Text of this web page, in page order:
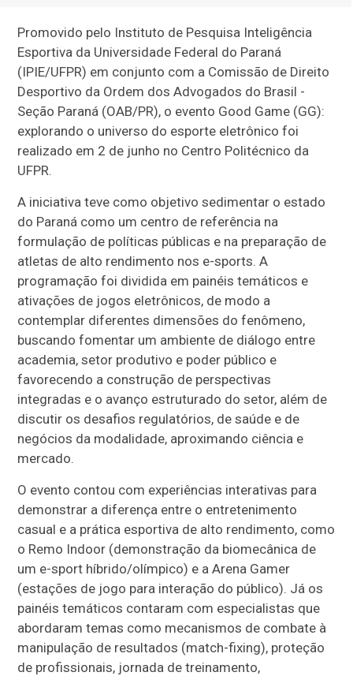
Promovido pelo Instituto de Pesquisa Inteligência
Esportiva da Universidade Federal do Paraná
(IPIE/UFPR) em conjunto com a Comissão de Direito
Desportivo da Ordem dos Advogados do Brasil -
Seção Paraná (OAB/PR), o evento Good Game (GG):
explorando o universo do esporte eletrônico foi
realizado em 2 de junho no Centro Politécnico da
UFPR.
A iniciativa teve como objetivo sedimentar o estado
do Paraná como um centro de referência na
formulação de políticas públicas e na preparação de
atletas de alto rendimento nos e-sports. A
programação foi dividida em painéis temáticos e
ativações de jogos eletrônicos, de modo a
contemplar diferentes dimensões do fenômeno,
buscando fomentar um ambiente de diálogo entre
academia, setor produtivo e poder público e
favorecendo a construção de perspectivas
integradas e o avanço estruturado do setor, além de
discutir os desafios regulatórios, de saúde e de
negócios da modalidade, aproximando ciência e
mercado.
O evento contou com experiências interativas para
demonstrar a diferença entre o entretenimento
casual e a prática esportiva de alto rendimento, como
o Remo Indoor (demonstração da biomecânica de
um e-sport híbrido/olímpico) e a Arena Gamer
(estações de jogo para interação do público). Já os
painéis temáticos contaram com especialistas que
abordaram temas como mecanismos de combate à
manipulação de resultados (match-fixing), proteção
de profissionais, jornada de treinamento,